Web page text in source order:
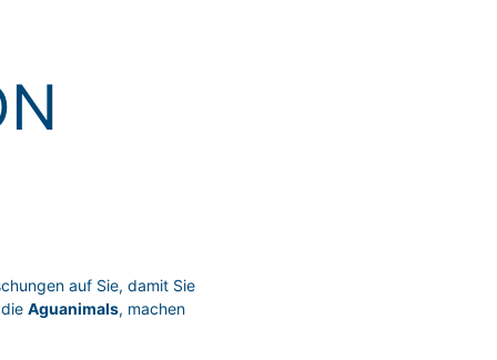
auf Sie, damit Sie
Aguanimals, machen